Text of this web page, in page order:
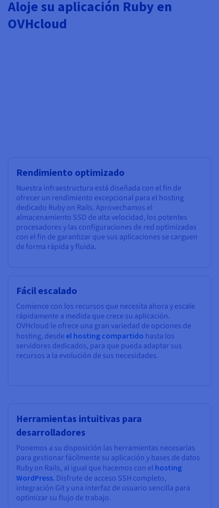
Precios
Disponibilidad por regiones
Observabilidad
Roadmap & Changelog
Roadmap & Changelog
Roadmap & Changelog
Aloje su aplicación Ruby en
OVHcloud
Rendimiento optimizado
Nuestra infraestructura está diseñada con el fin de
ofrecer un rendimiento excepcional para el hosting
dedicado Ruby on Rails. Aprovechamos el
almacenamiento SSD de alta velocidad, los potentes
procesadores y las configuraciones de red optimizadas
con el fin de garantizar que sus aplicaciones se carguen
de forma rápida y fluida.
Fácil escalado
Comience con los recursos que necesita ahora y escale
rápidamente a medida que crece su aplicación.
OVHcloud le ofrece una gran variedad de opciones de
hosting, desde el hosting compartido hasta los
servidores dedicados, para que pueda adaptar sus
recursos a la evolución de sus necesidades.
Herramientas intuitivas para
desarrolladores
Ponemos a su disposición las herramientas necesarias
para gestionar fácilmente su aplicación y bases de datos
Ruby on Rails, al igual que hacemos con el hosting
WordPress. Disfrute de acceso SSH completo,
integración Git y una interfaz de usuario sencilla para
optimizar su flujo de trabajo.